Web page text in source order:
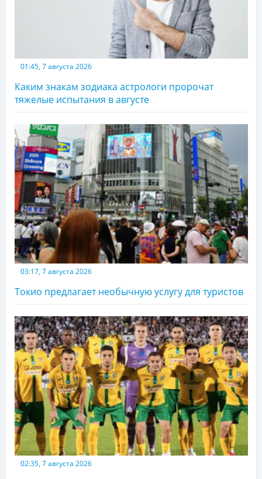
01:45, 7 августа 2026
Каким знакам зодиака астрологи пророчат
тяжелые испытания в августе
03:17, 7 августа 2026
Токио предлагает необычную услугу для туристов
02:35, 7 августа 2026